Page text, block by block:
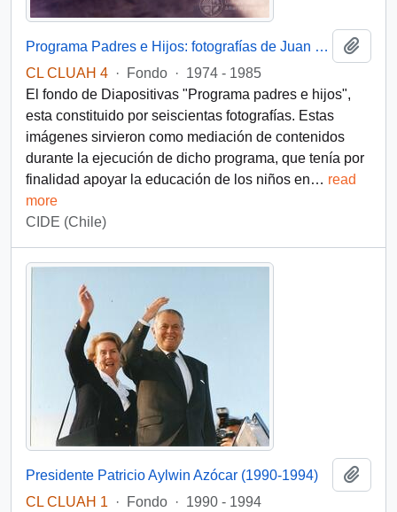
Programa Padres e Hijos: fotografías de Juan Maino
CL CLUAH 4 · Fondo · 1974 - 1985
El fondo de Diapositivas "Programa padres e hijos",
esta constituido por seiscientas fotografías. Estas
imágenes sirvieron como mediación de contenidos
durante la ejecución de dicho programa, que tenía por
finalidad apoyar la educación de los niños en… read
more
CIDE (Chile)
Presidente Patricio Aylwin Azócar (1990-1994)
CL CLUAH 1
· Fondo · 1990 - 1994